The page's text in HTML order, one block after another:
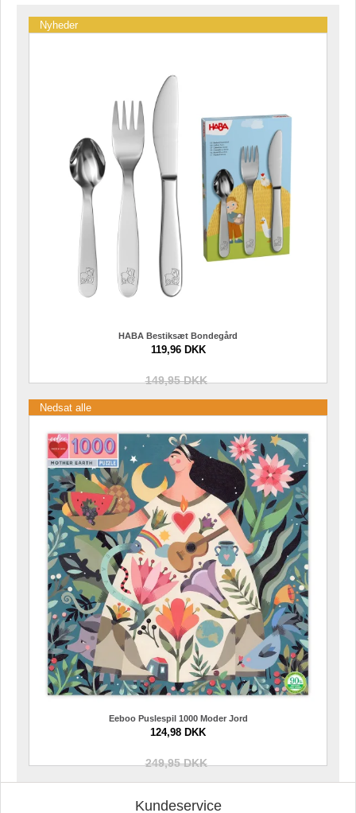
Nyheder
HABA Bestiksæt Bondegård
119,96 DKK
149,95 DKK
Nedsat alle
Eeboo Puslespil 1000 Moder Jord
124,98 DKK
249,95 DKK
Kundeservice